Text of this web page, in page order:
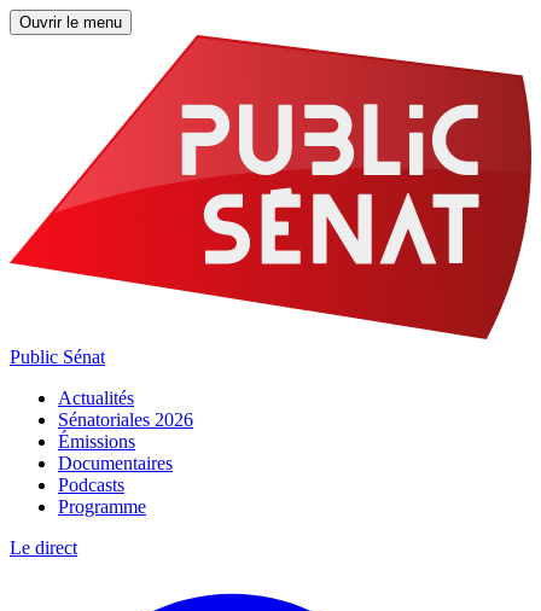
Ouvrir le menu
Public Sénat
Actualités
Sénatoriales 2026
Émissions
Documentaires
Podcasts
Programme
Le direct